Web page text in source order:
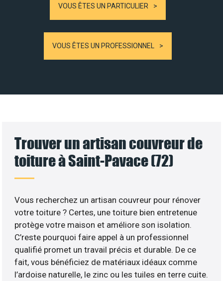
VOUS ÊTES UN PARTICULIER
VOUS ÊTES UN PROFESSIONNEL
Trouver un artisan couvreur de
toiture à Saint-Pavace (72)
Vous recherchez un artisan couvreur pour rénover
votre toiture ? Certes, une toiture bien entretenue
protège votre maison et améliore son isolation.
C’reste pourquoi faire appel à un professionnel
qualifié promet un travail précis et durable. De ce
fait, vous bénéficiez de matériaux idéaux comme
l’ardoise naturelle, le zinc ou les tuiles en terre cuite.